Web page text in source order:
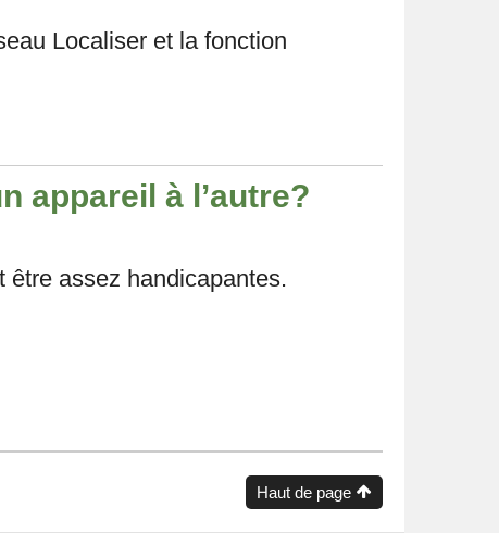
Localiser et la fonction
appareil à l’autre?
être assez handicapantes.
Haut de page